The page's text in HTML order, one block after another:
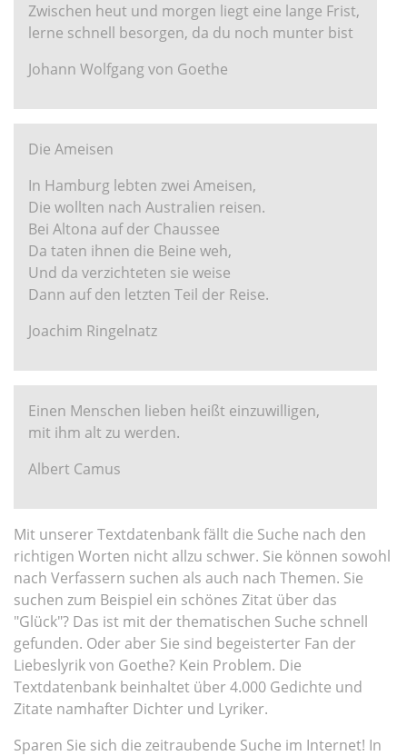
Zwischen heut und morgen liegt eine lange Frist,
lerne schnell besorgen, da du noch munter bist
Johann Wolfgang von Goethe
Die Ameisen
In Hamburg lebten zwei Ameisen,
Die wollten nach Australien reisen.
Bei Altona auf der Chaussee
Da taten ihnen die Beine weh,
Und da verzichteten sie weise
Dann auf den letzten Teil der Reise.
Joachim Ringelnatz
Einen Menschen lieben heißt einzuwilligen,
mit ihm alt zu werden.
Albert Camus
Mit unserer Textdatenbank fällt die Suche nach den
richtigen Worten nicht allzu schwer. Sie können sowohl
nach Verfassern suchen als auch nach Themen. Sie
suchen zum Beispiel ein schönes Zitat über das
"Glück"? Das ist mit der thematischen Suche schnell
gefunden. Oder aber Sie sind begeisterter Fan der
Liebeslyrik von Goethe? Kein Problem. Die
Textdatenbank beinhaltet über 4.000 Gedichte und
Zitate namhafter Dichter und Lyriker.
Sparen Sie sich die zeitraubende Suche im Internet! In